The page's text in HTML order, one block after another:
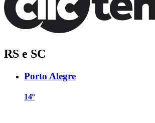
RS e SC
Porto Alegre
14º